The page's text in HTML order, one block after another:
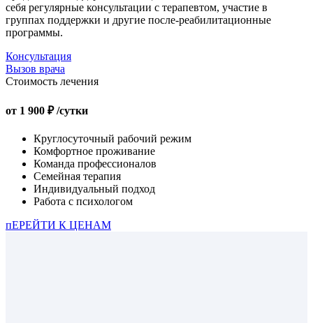
себя регулярные консультации с терапевтом, участие в
группах поддержки и другие после-реабилитационные
программы.
Консультация
Вызов врача
Стоимость лечения
от 1 900 ₽/сутки
Круглосуточный рабочий режим
Комфортное проживание
Команда профессионалов
Семейная терапия
Индивидуальный подход
Работа с психологом
пЕРЕЙТИ К ЦЕНАМ